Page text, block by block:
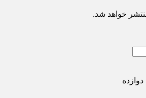
خواهد شد.
دوازده